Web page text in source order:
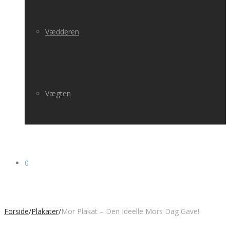
Vædderen
Vægten
0
Forside/Plakater/Mor Plakat – Den Ideelle Mors Dag Gave!